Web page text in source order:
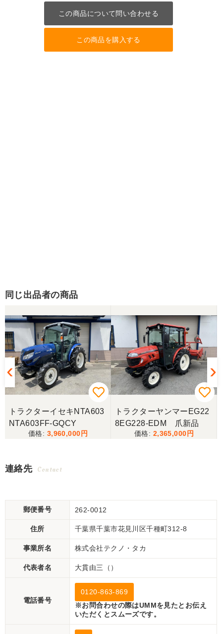
この商品について問い合わせる
この商品を購入する
同じ出品者の商品
トラクターイセキNTA603
NTA603FF-GQCY
3,960,000
トラクターヤンマーEG22
8EG228-EDM 爪新品
2,365,000
連絡先 Contact
郵便番号 262-0012
住所 千葉県千葉市花見川区千種町312-8
事業所名 株式会社テクノ・タカ
代表者名 大貫由三（）
電話番号
0120-863-869
※お問合わせの際はUMMを見たとお伝え
いただくとスムーズです。